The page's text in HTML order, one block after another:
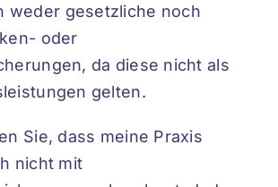
weder gesetzliche noch
oder
da diese nicht als
gelten.
Sie, dass meine Praxis
nicht mit